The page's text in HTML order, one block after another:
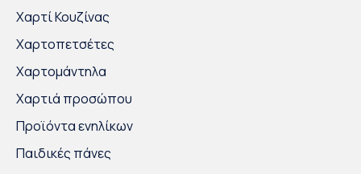
Χαρτί Κουζίνας
Χαρτοπετσέτες
Χαρτομάντηλα
Χαρτιά προσώπου
Προϊόντα ενηλίκων
Παιδικές πάνες